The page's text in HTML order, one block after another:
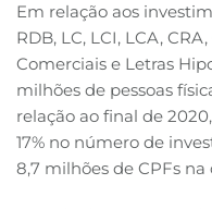
Em relação aos
RDB, LC, LCI, LCA,
Comerciais e Letras
milhões de pessoas
relação ao final de
17% no número de
8,7 milhões de CPFs na